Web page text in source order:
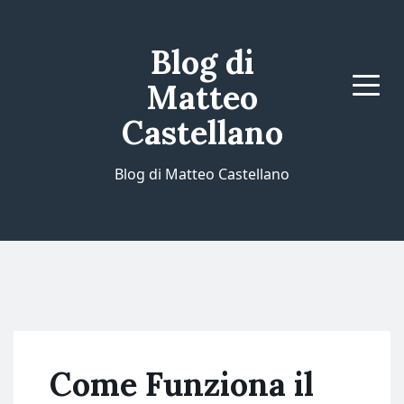
Blog di
Matteo
Castellano
Blog di Matteo Castellano
Menu
Come Funziona il